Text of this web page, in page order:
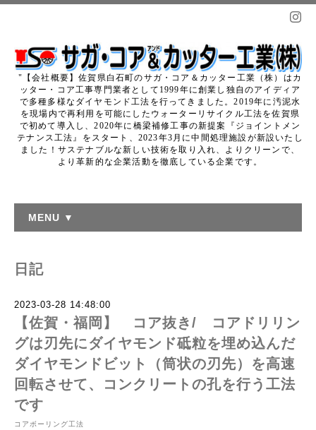
"【会社概要】佐賀県白石町のサガ・コア＆カッター工業（株）はカ
ッター・コア工事専門業者として1999年に創業し独自のアイディア
で多種多様なダイヤモンド工法を行ってきました。2019年に汚泥水
を現場内で再利用を可能にしたウォーターリサイクル工法を佐賀県
で初めて導入し、2020年に橋梁補修工事の新提案『ジョイントメン
テナンス工法』をスタート、2023年3月に中間処理施設が新設いたし
ました！サステナブルな新しい技術を取り入れ、よりクリーンで、
より革新的な企業活動を徹底している企業です。
MENU ▼
日記
2023-03-28 14:48:00
【佐賀・福岡】 コア抜き/ コアドリリン
グは刃先にダイヤモンド砥粒を埋め込んだ
ダイヤモンドビット（筒状の刃先）を高速
回転させて、コンクリートの孔を行う工法
です
コアボーリング工法